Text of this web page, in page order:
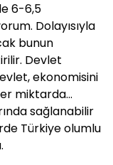
6-6,5
Dolayısıyla
bunun
Devlet
ekonomisini
miktarda...
sağlanabilir
Türkiye olumlu